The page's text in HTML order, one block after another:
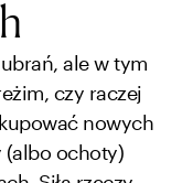
ale w tym
czy raczej
nowych
(albo ochoty)